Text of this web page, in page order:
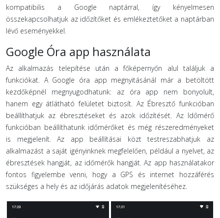
kompatibilis a Google naptárral, így kényelmesen
összekapcsolhatjuk az időzítőket és emlékeztetőket a naptárban
lévő eseményekkel.
Google Óra app használata
Az alkalmazás telepítése után a főképernyőn alul találjuk a
funkciókat. A Google óra app megnyitásánál már a betöltött
kezdőképnél megnyugodhatunk: az óra app nem bonyolult,
hanem egy átlátható felületet biztosít. Az Ébresztő funkcióban
beállíthatjuk az ébresztéseket és azok időzítését. Az Időmérő
funkcióban beállíthatunk időmérőket és még részeredményeket
is megjelenít. Az app beállításai közt testreszabhatjuk az
alkalmazást a saját igényinknek megfelelően, például a nyelvet, az
ébresztések hangját, az időmérők hangját. Az app használatakor
fontos figyelembe venni, hogy a GPS és internet hozzáférés
szükséges a hely és az időjárás adatok megjelenítéséhez.